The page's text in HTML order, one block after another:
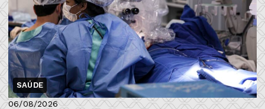
SAÚDE
06/08/2026